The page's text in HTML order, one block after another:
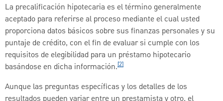
La precalificación hipotecaria es el término generalmente
aceptado para referirse al proceso mediante el cual usted
proporciona datos básicos sobre sus finanzas personales y su
puntaje de crédito, con el fin de evaluar si cumple con los
requisitos de elegibilidad para un préstamo hipotecario
basándose en dicha información.[2]
Aunque las preguntas específicas y los detalles de los